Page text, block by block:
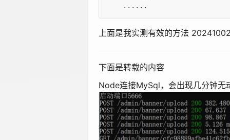
上面是我实测有效的方法
下面是转载的内容
Node连接MySql，会出现几分钟